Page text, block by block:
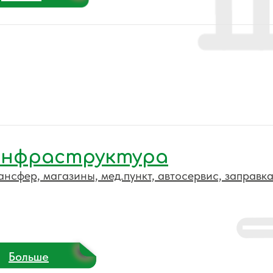
магазины, мед.пункт, автосервис,
Больше